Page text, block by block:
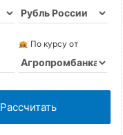
По курсу от
Рассчитать